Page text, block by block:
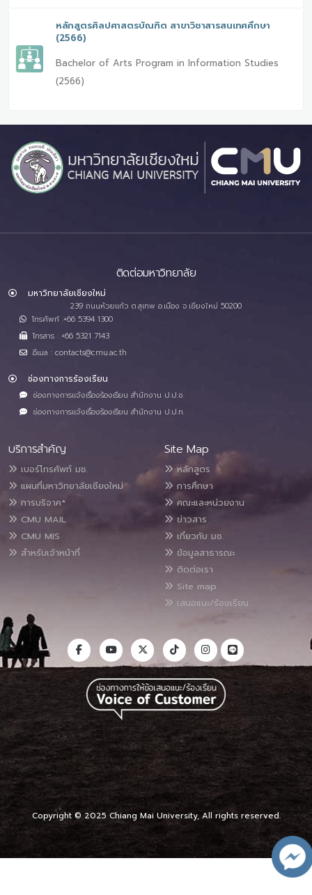
หลักสูตรศิลปศาสตรบัณฑิต สาขาวิชาสารสนเทศศึกษา
(2566)
Bachelor of Arts Program in Information Studies
(2566)
ติดต่อมหาวิทยาลัย
มหาวิทยาลัยเชียงใหม่
239 ถนนห้วยแก้ว ต.สุเทพ อ.เมือง จ.เชียงใหม่ 50200
โทรศัพท์ :+66 5394 1300
โทรสาร : +66 5321 7143
อีเมล : contacts@cmu.ac.th
ช่องทางการร้องเรียน
ช่องทางการแจ้งเรื่องร้องเรียน สำนักงาน ป.ป.ช.
ช่องทางการแจ้งเรื่องร้องเรียน สำนักงาน ป.ป.ท.
บริการสำคัญ
เบอร์โทรศัพท์ มช.
แผนที่มหาวิทยาลัยเชียงใหม่
การบริจาค*
CMU MAIL
CMU MIS
สำหรับเจ้าหน้าที่
Site Map
หลักสูตร
การศึกษา
คณะและหน่วยงาน
ข่าวสาร
เกี่ยวกับ มช.
ข้อมูลสาธารณะ
ติดต่อเรา
Site map
เสนอแนะ/ร้องเรียน
Copyright © 2025 Chiang Mai University, All rights reserved.